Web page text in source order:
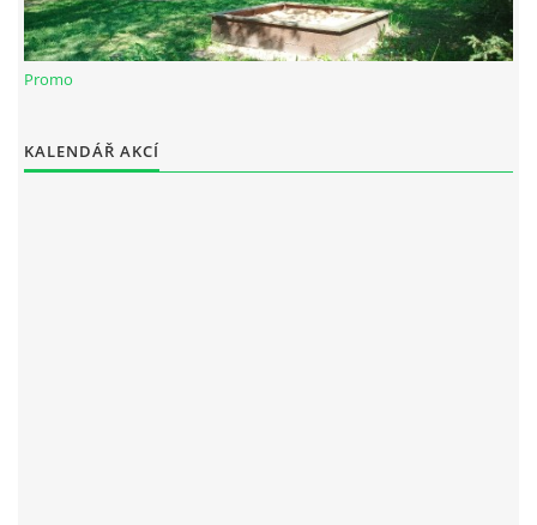
chotivskaparta@seznam.cz
© 2025 eStránky.cz
Promo
KALENDÁŘ AKCÍ